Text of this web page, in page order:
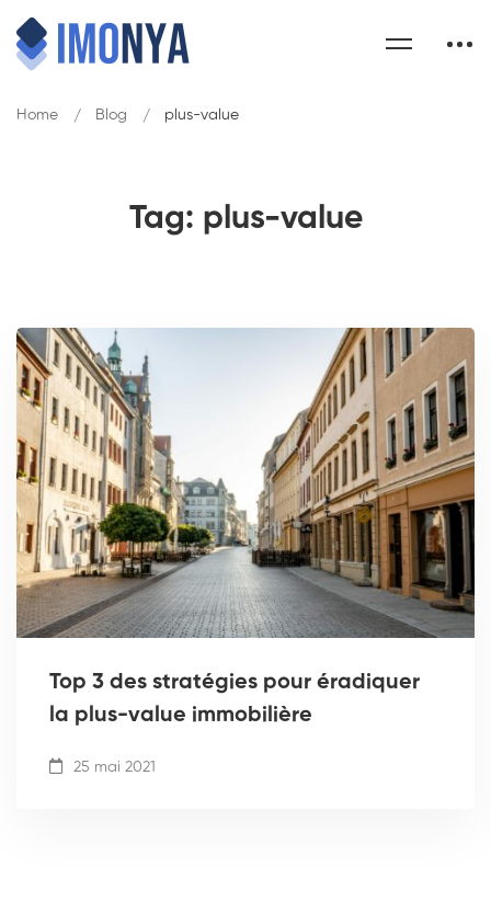
Tag: plus-value
Home Blog plus-value
Top 3 des stratégies pour éradiquer
la plus-value immobilière
25 mai 2021